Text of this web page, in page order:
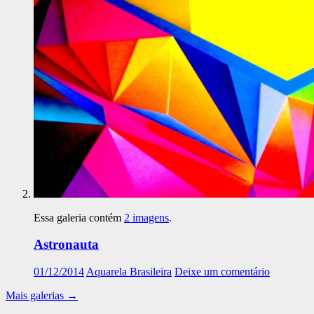
Essa galeria contém 2 imagens.
Astronauta
01/12/2014 Aquarela Brasileira Deixe um comentário
Mais galerias →